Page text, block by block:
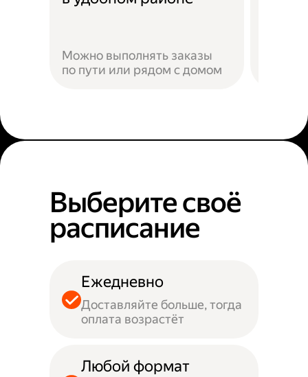
Можно выполнять заказы
по пути или рядом с домом
Выберите своё
расписание
Ежедневно
Доставляйте больше, тогда
оплата возрастёт
Любой формат